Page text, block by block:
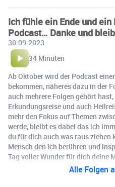
Ich fühle ein Ende und
Podcast… Danke und
30.09.2023
34 Minuten
Ab Oktober wird der Podcast
bekommen, näheres dazu in der
auch mehrere Folgen gehört
Erkundungsreise und auch
mehr den Fokus auf Themen
werde, bleibt es dabei das ich
du für dich auch was raus ziehen
Mensch den ich berühren und
Tag voller Wunder für dich deine
Alle Folgen